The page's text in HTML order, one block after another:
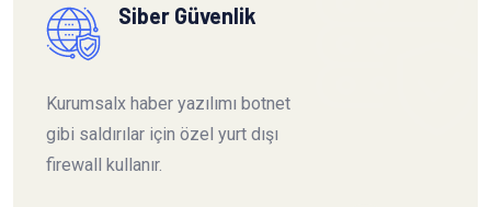
Siber Güvenlik
Kurumsalx haber yazılımı botnet
gibi saldırılar için özel yurt dışı
firewall kullanır.